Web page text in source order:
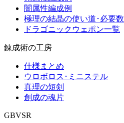
闇属性編成例
極理の結晶の使い道･必要数
ドラゴニックウェポン一覧
錬成術の工房
仕様まとめ
ウロボロス･ミニステル
真理の短剣
創成の魂片
GBVSR